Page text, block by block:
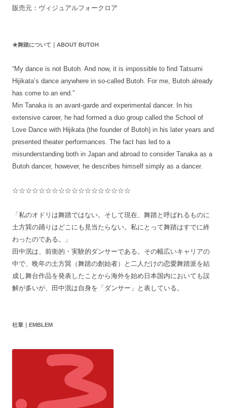
販売元：ヴィジュアルフォークロア
★舞踏について｜ABOUT BUTOH
“My dance is not Butoh. And now, it is impossible to find Tatsumi
Hijikata’s dance anywhere in so-called Butoh. For me, Butoh already
has come to an end.”
Min Tanaka is an avant-garde and experimental dancer. In his
extensive career, he had formed a duo group called the School of
Love Dance with Hijikata (the founder of Butoh) in his later years and
presented theater performances. The fact has led to a
misunderstanding both in Japan and abroad to consider Tanaka as a
Butoh dancer, however, he describes himself simply as a dancer.
☆☆☆☆☆☆☆☆☆☆☆☆☆☆☆☆☆☆
「私のオドリは舞踏ではない。そして現在、舞踏と呼ばれるものに
土方巽の踊りはどこにも見当たらない。私にとって舞踏はすでに終
わったのである。」
田中泯は、前衛的・実験的ダンサーである。その幅広いキャリアの
中で、晩年の土方巽（舞踏の創始者）と二人だけの恋愛舞踏派を結
成し舞台作品を発表したことから海外を始め日本国内においても誤
解が多いが、田中泯は自身を「ダンサー」と表している。
社章｜EMBLEM